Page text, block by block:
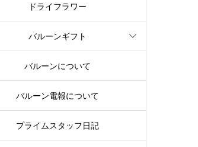
ドライフラワー
バルーンギフト
バルーンについて
バルーン電報について
プライムスタッフ日記